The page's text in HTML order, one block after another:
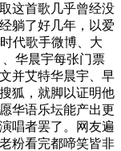
这首歌几乎曾经没
躺了好几年，以爱
代歌手微博、大
华晨宇每张门票
并艾特华晨宇、早
狐，就脚以证明他
华语乐坛能产出更
唱者罢了。网友遍
粉看完都啼笑皆非